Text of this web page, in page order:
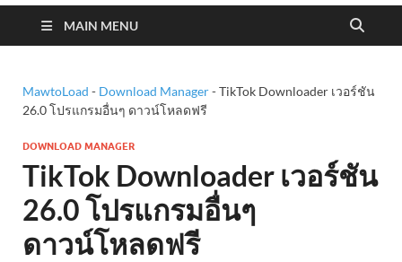
MAIN MENU
MawtoLoad - Download Manager-TikTok Downloader เวอร์ชัน
26.0 โปรแกรมอื่นๆ ดาวน์โหลดฟรี
DOWNLOAD MANAGER
TikTok Downloader เวอร์ชัน
26.0 โปรแกรมอื่นๆ
ดาวน์โหลดฟรี